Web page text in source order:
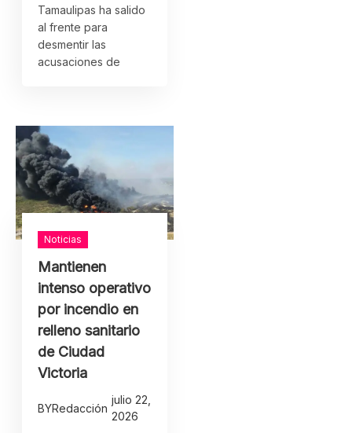
Tamaulipas ha salido
al frente para
desmentir las
acusaciones de
Noticias
Mantienen
intenso operativo
por incendio en
relleno sanitario
de Ciudad
Victoria
BYRedacción
julio 22,
2026